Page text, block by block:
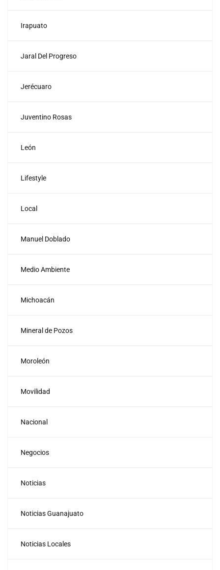
Irapuato
Jaral Del Progreso
Jerécuaro
Juventino Rosas
León
Lifestyle
Local
Manuel Doblado
Medio Ambiente
Michoacán
Mineral de Pozos
Moroleón
Movilidad
Nacional
Negocios
Noticias
Noticias Guanajuato
Noticias Locales